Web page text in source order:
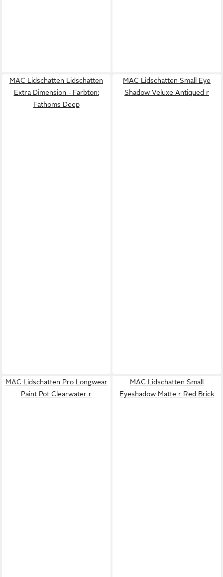
MAC Lidschatten Lidschatten
Extra Dimension - Farbton:
Fathoms Deep
MAC Lidschatten Small Eye
Shadow Veluxe Antiqued r
MAC Lidschatten Pro Longwear
Paint Pot Clearwater r
MAC Lidschatten Small
Eyeshadow Matte r Red Brick